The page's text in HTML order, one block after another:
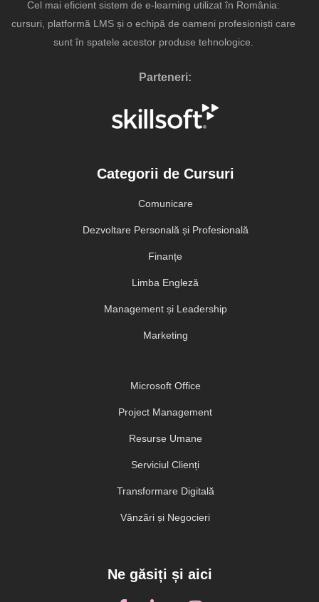
Cel mai eficient sistem de e-learning utilizat în România:
cursuri, platformă LMS și o echipă de oameni profesioniști care
sunt în spatele acestor produse tehnologice.
Parteneri:
Categorii de Cursuri
Comunicare
Dezvoltare Personală și Profesională
Finanțe
Limba Engleză
Management și Leadership
Marketing
Microsoft Office
Project Management
Resurse Umane
Serviciul Clienți
Transformare Digitală
Vânzări și Negocieri
Ne găsiți și aici